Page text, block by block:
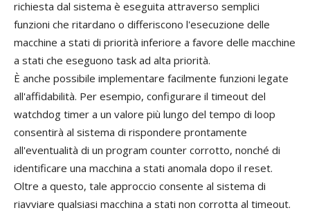
richiesta dal sistema è eseguita attraverso semplici
funzioni che ritardano o differiscono l'esecuzione delle
macchine a stati di priorità inferiore a favore delle macchine
a stati che eseguono task ad alta priorità.
È anche possibile implementare facilmente funzioni legate
all'affidabilità. Per esempio, configurare il timeout del
watchdog timer a un valore più lungo del tempo di loop
consentirà al sistema di rispondere prontamente
all'eventualità di un program counter corrotto, nonché di
identificare una macchina a stati anomala dopo il reset.
Oltre a questo, tale approccio consente al sistema di
riavviare qualsiasi macchina a stati non corrotta al timeout.